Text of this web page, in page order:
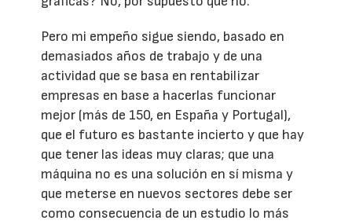
Pero mi empeño sigue siendo, basado en
demasiados años de trabajo y de una
actividad que se basa en rentabilizar
empresas en base a hacerlas funcionar
mejor (más de 150, en España y Portugal),
que el futuro es bastante incierto y que hay
que tener las ideas muy claras; que una
máquina no es una solución en sí misma y
que meterse en nuevos sectores debe ser
como consecuencia de un estudio lo más